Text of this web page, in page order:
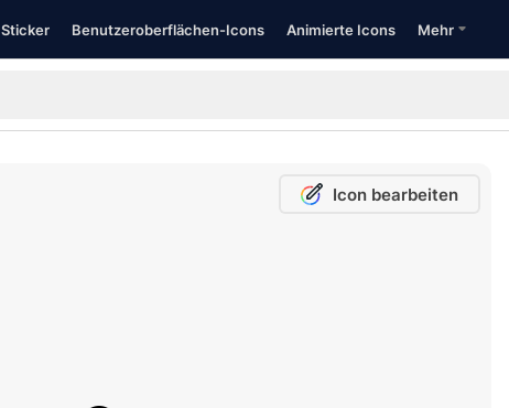
Sticker Benutzeroberflächen-Icons Animierte Icons Mehr
Icon bearbeiten